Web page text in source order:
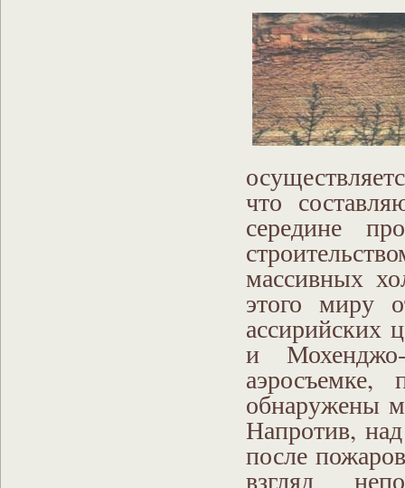
что
середине
массивных
этого миру
ассирийских
и
обнаружены
Напротив,
после
взгляд